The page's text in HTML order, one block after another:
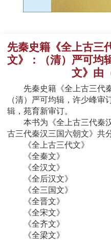
先秦史籍《全上古三
文》：（清）严可均
文》由
先秦史籍《全上古三代秦
（清）严可均辑，许少峰
辑，苑育新审订。
本书为《全上古三代秦汉
古三代秦汉三国六朝文》共
《全上古三代文》
《全秦文》
《全汉文》
《全后汉文》
《全三国文》
《全晋文》
《全宋文》
《全齐文》
《全梁文》